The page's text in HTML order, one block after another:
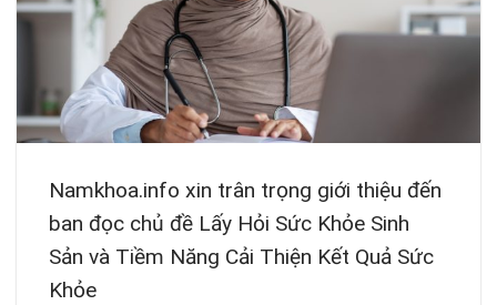
Namkhoa.info xin trân trọng giới thiệu đến
ban đọc chủ đề Lấy Hỏi Sức Khỏe Sinh
Sản và Tiềm Năng Cải Thiện Kết Quả Sức
Khỏe